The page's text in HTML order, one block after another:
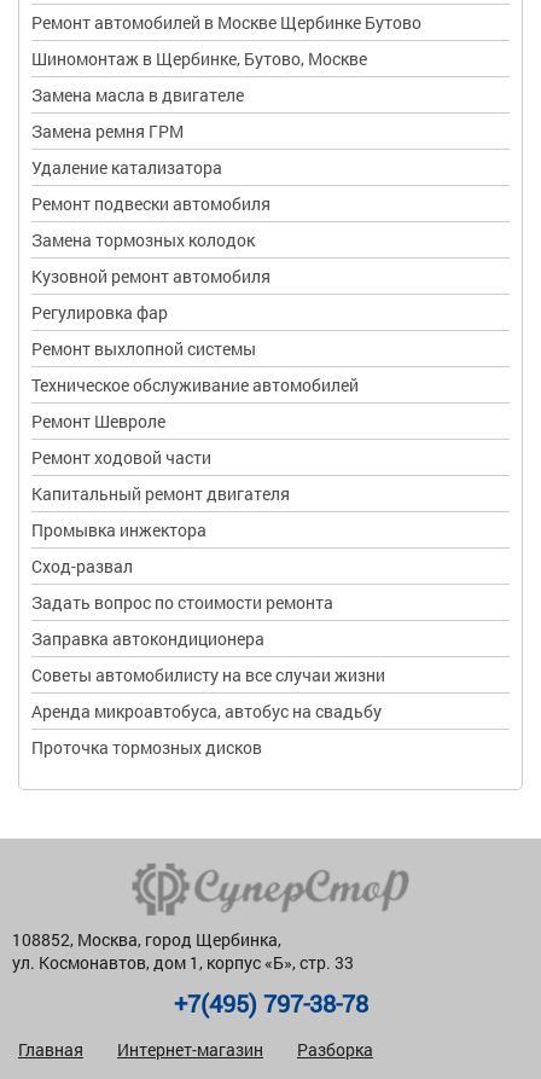
Ремонт автомобилей в Москве Щербинке Бутово
Шиномонтаж в Щербинке, Бутово, Москве
Замена масла в двигателе
Замена ремня ГРМ
Удаление катализатора
Ремонт подвески автомобиля
Замена тормозных колодок
Кузовной ремонт автомобиля
Регулировка фар
Ремонт выхлопной системы
Техническое обслуживание автомобилей
Ремонт Шевроле
Ремонт ходовой части
Капитальный ремонт двигателя
Промывка инжектора
Сход-развал
Задать вопрос по стоимости ремонта
Заправка автокондиционера
Советы автомобилисту на все случаи жизни
Аренда микроавтобуса, автобус на свадьбу
Проточка тормозных дисков
108852, Москва, город Щербинка,
ул. Космонавтов, дом 1, корпус «Б», стр. 33
+7(495) 797-38-78
Главная Интернет-магазин
Разборка